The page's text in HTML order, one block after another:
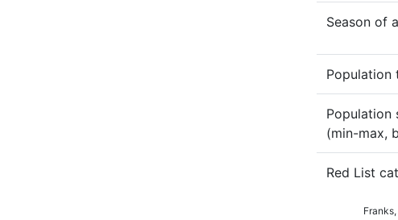
Season of
Population
Population
(min-max,
Red List